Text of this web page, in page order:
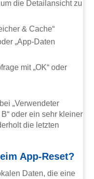
die Detailansicht zu
& Cache“
„App-Daten
mit „OK“ oder
„Verwendeter
oder ein sehr kleiner
die letzten
App-Reset?
Daten, die eine